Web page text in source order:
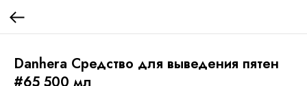
Danhera Средство для выведения пятен